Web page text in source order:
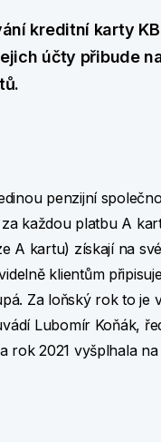
kreditní karty
účty přibude
penzijní
každou platbu A
A kartu) získají na
klientům
Za loňský rok to je
Lubomír Koňák,
rok 2021 vyšplhala